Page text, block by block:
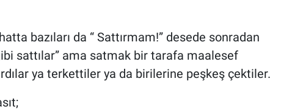
bazıları da “ Sattırmam!” desede sonradan
sattılar” ama satmak bir tarafa maalesef
ya terkettiler ya da birilerine peşkeş çektiler.